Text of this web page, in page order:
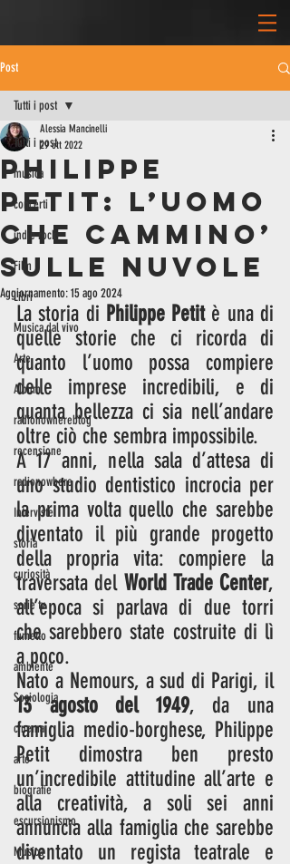
Post
Tutti i post
musica
concerti
indie rock
Film
Libri
Musica dal vivo
Arte
Album
radionowhereblog
recensione
radionowhere
Interviste
storia
curiosità
serie tv
fumetto
ambiente
Sociologia
cinema
arte
biografie
escursionismo
Musica
Tutti i post
PHILIPPE
PETIT: L’UOMO
CHE CAMMINO’
SULLE NUVOLE
Alessia Mancinelli
29 ott 2022
Aggiornamento:15 ago 2024
La storia di Philippe Petit è una di
quelle storie che ci ricorda di
quanto l’uomo possa compiere
delle imprese incredibili, e di
quanta bellezza ci sia nell’andare
oltre ciò che sembra impossibile.
A 17 anni, nella sala d’attesa di
uno studio dentistico incrocia per
la prima volta quello che sarebbe
diventato il più grande progetto
della propria vita: compiere la
traversata del World Trade Center,
all’epoca si parlava di due torri
che sarebbero state costruite di lì
a poco.
Nato a Nemours, a sud di Parigi, il
13 agosto del 1949, da una
famiglia medio-borghese, Philippe
Petit dimostra ben presto
un’incredibile attitudine all’arte e
alla creatività, a soli sei anni
annuncia alla famiglia che sarebbe
diventato un regista teatrale e